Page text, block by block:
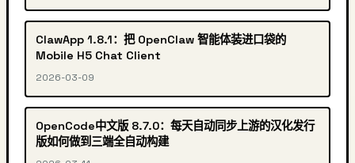
ClawApp 1.8.1：把 OpenClaw 智能体装进口袋的
Mobile H5 Chat Client
2026-03-09
OpenCode中文版 8.7.0：每天自动同步上游的汉化发行
版如何做到三端全自动构建